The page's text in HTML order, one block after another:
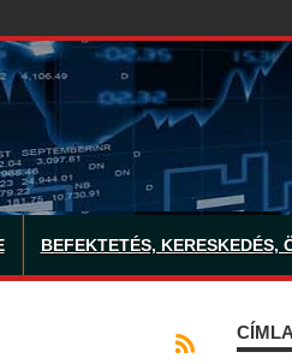
BEFEKTETÉS, KERESKEDÉS,